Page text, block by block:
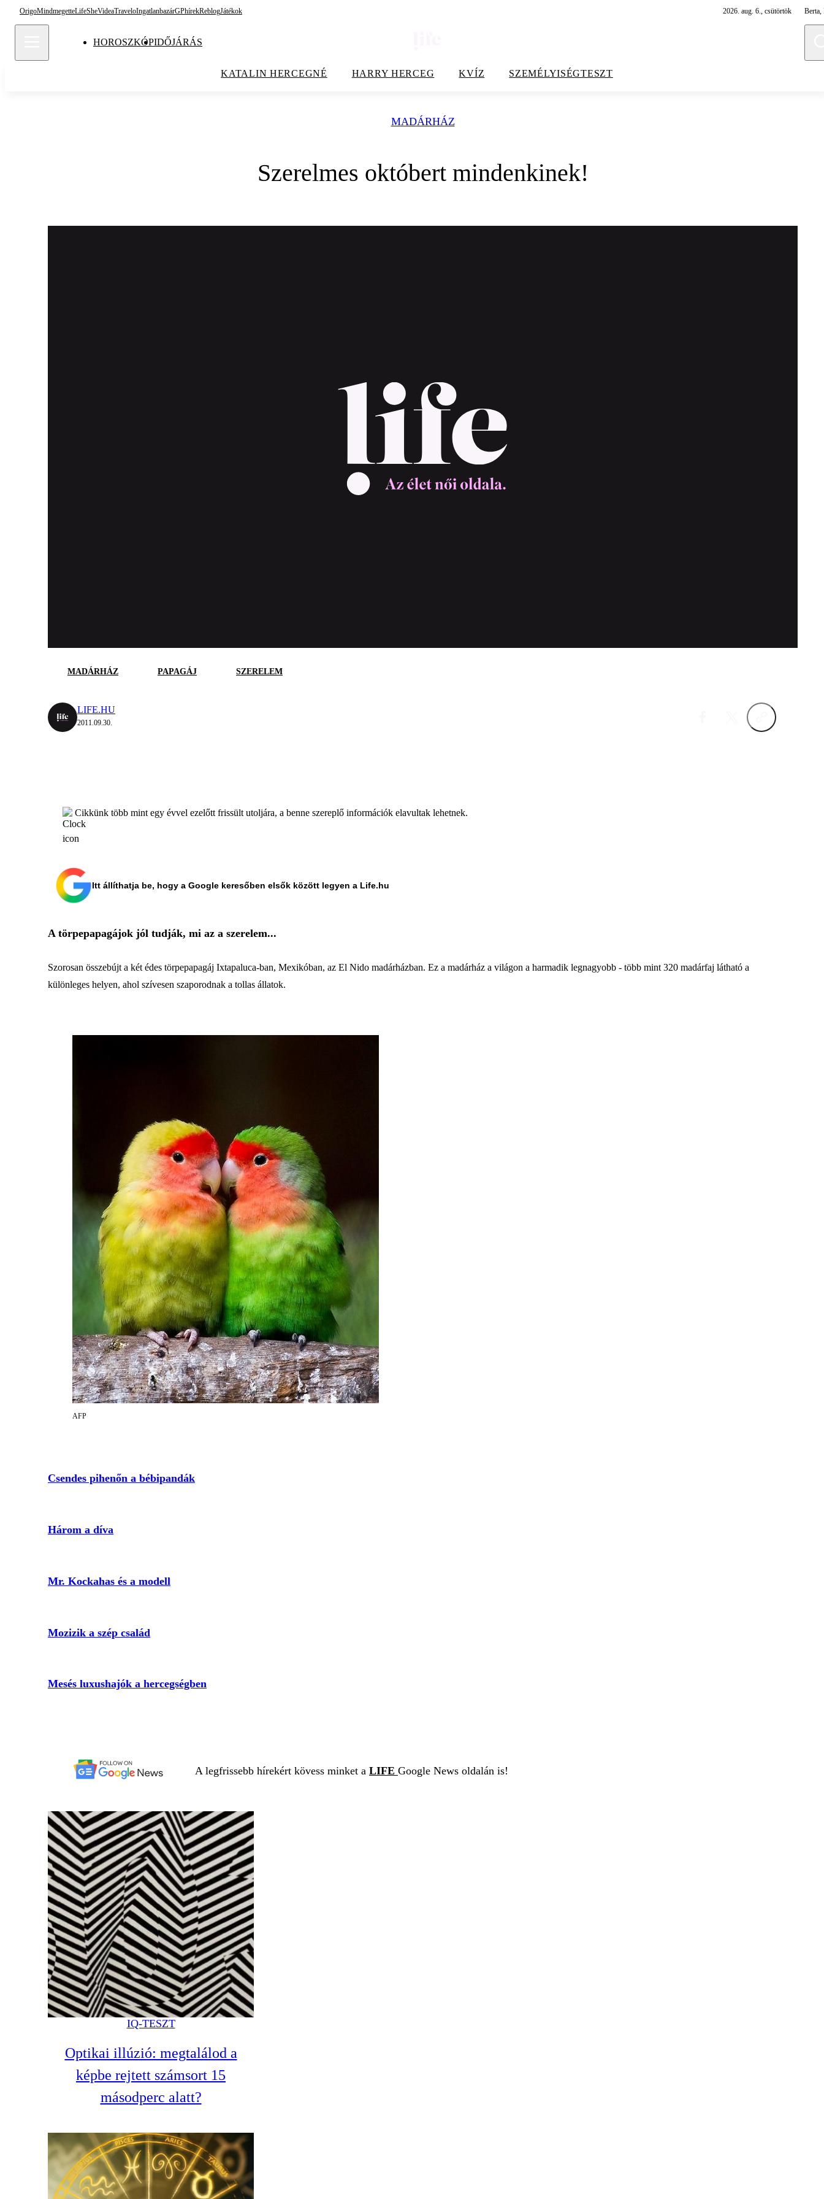
OrigoMindmegetteLifeSheVideaTraveloIngatlanbazárGPhírekReblogJátékok 2026. aug. 6., csütörtök Berta,
HOROSZKÓPIDŐJÁRÁS
KATALIN HERCEGNÉ HARRY HERCEG KVÍZ SZEMÉLYISÉGTESZT
MADÁRHÁZ
Szerelmes októbert mindenkinek!
MADÁRHÁZ PAPAGÁJ SZERELEM
LIFE.HU
2011.09.30.
Cikkünk több mint egy évvel ezelőtt frissült utoljára, a benne szereplő információk elavultak lehetnek.
Itt állíthatja be, hogy a Google keresőben elsők között legyen a Life.hu
A törpepapagájok jól tudják, mi az a szerelem...
Szorosan összebújt a két édes törpepapagáj Ixtapaluca-ban, Mexikóban, az El Nido madárházban. Ez a madárház a világon a harmadik legnagyobb - több mint 320 madárfaj látható a
különleges helyen, ahol szívesen szaporodnak a tollas állatok.
AFP
Csendes pihenőn a bébipandák
Három a díva
Mr. Kockahas és a modell
Mozizik a szép család
Mesés luxushajók a hercegségben
A legfrissebb hírekért kövess minket a LIFE Google News oldalán is!
IQ-TESZT
Optikai illúzió: megtalálod a
képbe rejtett számsort 15
másodperc alatt?